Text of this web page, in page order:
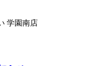
学園南店